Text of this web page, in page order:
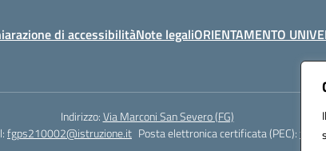
di accessibilitàNote legaliORIENTAMENTO
Indirizzo:Via Marconi San Severo (FG)
fgps210002@istruzione.it Posta elettronica certificata (PEC):